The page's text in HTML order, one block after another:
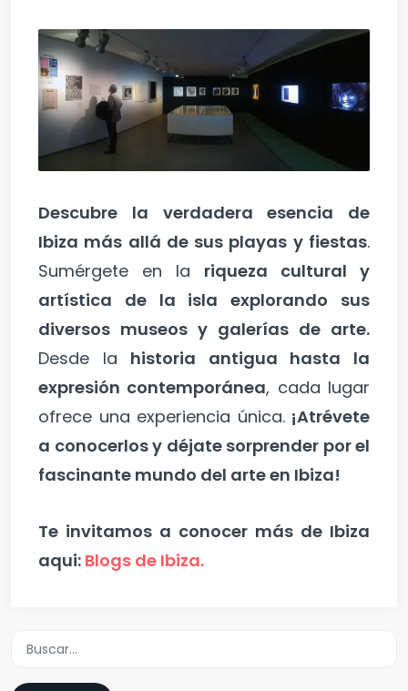
Descubre la verdadera esencia de
Ibiza más allá de sus playas y fiestas.
Sumérgete en la riqueza cultural y
artística de la isla explorando sus
diversos museos y galerías de arte.
Desde la historia antigua hasta la
expresión contemporánea, cada lugar
ofrece una experiencia única.¡Atrévete
a conocerlos y déjate sorprender por el
fascinante mundo del arte en Ibiza!
Te invitamos a conocer más de Ibiza
aqui: Blogs de Ibiza.